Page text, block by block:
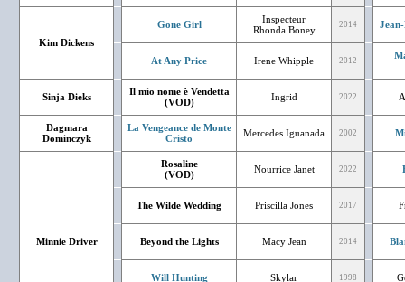
Kim Dickens
Gone Girl
Inspecteur
Rhonda Boney
2014
At Any Price Irene Whipple 2012
Sinja Dieks
Il mio nome è Vendetta
(VOD)
Ingrid 2022
Dagmara
Dominczyk
La Vengeance de Monte
Cristo
Mercedes Iguanada 2002
Minnie Driver
Rosaline
(VOD)
Nourrice Janet 2022
The Wilde Wedding Priscilla Jones 2017
Beyond the Lights Macy Jean 2014
Will Hunting Skylar 1998